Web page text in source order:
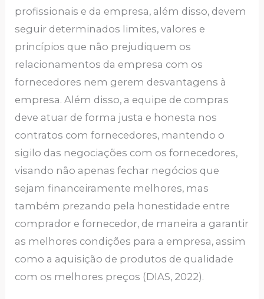
profissionais e da empresa, além disso, devem
seguir determinados limites, valores e
princípios que não prejudiquem os
relacionamentos da empresa com os
fornecedores nem gerem desvantagens à
empresa. Além disso, a equipe de compras
deve atuar de forma justa e honesta nos
contratos com fornecedores, mantendo o
sigilo das negociações com os fornecedores,
visando não apenas fechar negócios que
sejam financeiramente melhores, mas
também prezando pela honestidade entre
comprador e fornecedor, de maneira a garantir
as melhores condições para a empresa, assim
como a aquisição de produtos de qualidade
com os melhores preços (DIAS, 2022).